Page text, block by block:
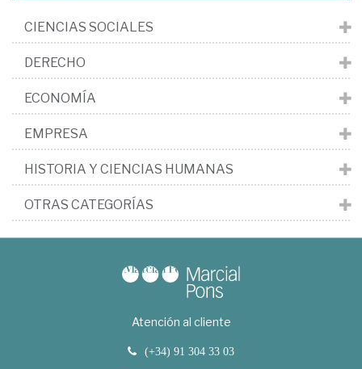
CIENCIAS SOCIALES
DERECHO
ECONOMÍA
EMPRESA
HISTORIA Y CIENCIAS HUMANAS
OTRAS CATEGORÍAS
Atención al cliente
(+34) 91 304 33 03